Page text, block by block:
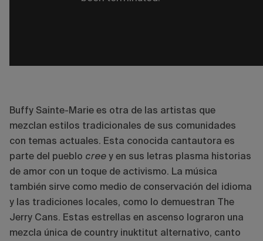
Buffy Sainte-Marie es otra de las artistas que
mezclan estilos tradicionales de sus comunidades
con temas actuales. Esta conocida cantautora es
parte del pueblo cree y en sus letras plasma historias
de amor con un toque de activismo. La música
también sirve como medio de conservación del idioma
y las tradiciones locales, como lo demuestran The
Jerry Cans. Estas estrellas en ascenso lograron una
mezcla única de country inuktitut alternativo, canto